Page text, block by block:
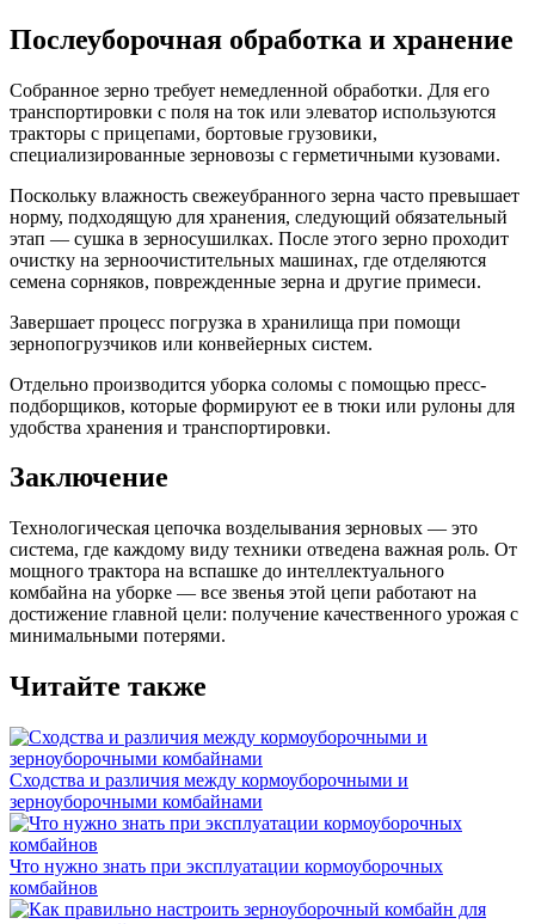
Послеуборочная обработка и хранение
Собранное зерно требует немедленной обработки. Для его
транспортировки с поля на ток или элеватор используются
тракторы с прицепами, бортовые грузовики,
специализированные зерновозы с герметичными кузовами.
Поскольку влажность свежеубранного зерна часто превышает
норму, подходящую для хранения, следующий обязательный
этап — сушка в зерносушилках. После этого зерно проходит
очистку на зерноочистительных машинах, где отделяются
семена сорняков, поврежденные зерна и другие примеси.
Завершает процесс погрузка в хранилища при помощи
зернопогрузчиков или конвейерных систем.
Отдельно производится уборка соломы с помощью пресс-
подборщиков, которые формируют ее в тюки или рулоны для
удобства хранения и транспортировки.
Заключение
Технологическая цепочка возделывания зерновых — это
система, где каждому виду техники отведена важная роль. От
мощного трактора на вспашке до интеллектуального
комбайна на уборке — все звенья этой цепи работают на
достижение главной цели: получение качественного урожая с
минимальными потерями.
Читайте также
Сходства и различия между кормоуборочными и
зерноуборочными комбайнами
Что нужно знать при эксплуатации кормоуборочных
комбайнов